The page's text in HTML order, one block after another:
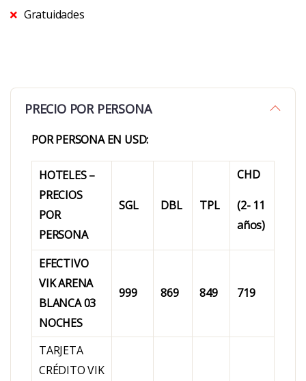
Gratuidades
PRECIO POR PERSONA
POR PERSONA EN USD:
HOTELES –
PRECIOS
POR
PERSONA
SGL DBL TPL
CHD
(2- 11
años)
EFECTIVO
VIK ARENA
BLANCA 03
NOCHES
999 869 849 719
TARJETA
CRÉDITO VIK